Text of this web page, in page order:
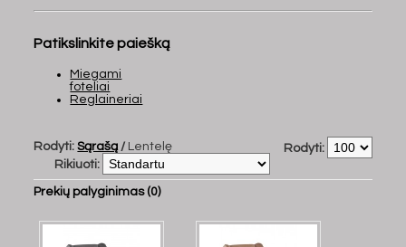
Patikslinkite paiešką
Miegami
foteliai
Reglaineriai
Rodyti: Sąrašą / Lentelę
Rodyti:
Rikiuoti:
Prekių palyginimas (0)